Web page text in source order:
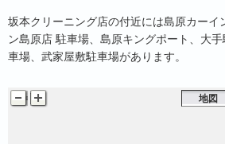
坂本クリーニング店の付近には島原カーイ
ン島原店 駐車場、島原キングポート、大
車場、武家屋敷駐車場があります。
原カーイン 駐車場
地図